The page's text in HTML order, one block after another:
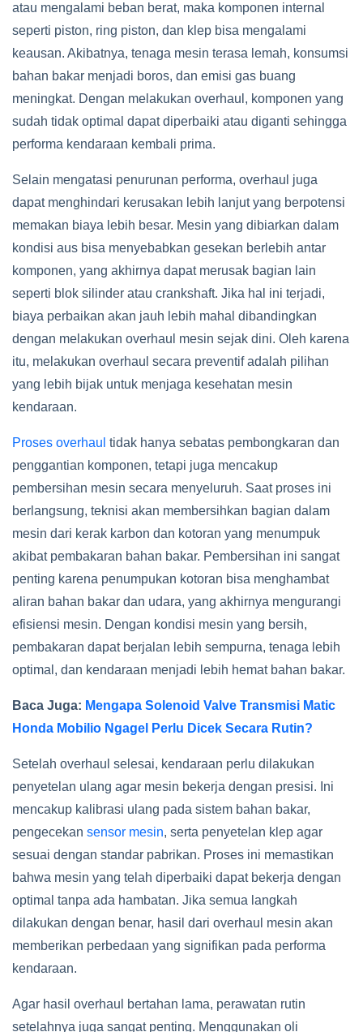
atau mengalami beban berat, maka komponen internal
seperti piston, ring piston, dan klep bisa mengalami
keausan. Akibatnya, tenaga mesin terasa lemah, konsumsi
bahan bakar menjadi boros, dan emisi gas buang
meningkat. Dengan melakukan overhaul, komponen yang
sudah tidak optimal dapat diperbaiki atau diganti sehingga
performa kendaraan kembali prima.
Selain mengatasi penurunan performa, overhaul juga
dapat menghindari kerusakan lebih lanjut yang berpotensi
memakan biaya lebih besar. Mesin yang dibiarkan dalam
kondisi aus bisa menyebabkan gesekan berlebih antar
komponen, yang akhirnya dapat merusak bagian lain
seperti blok silinder atau crankshaft. Jika hal ini terjadi,
biaya perbaikan akan jauh lebih mahal dibandingkan
dengan melakukan overhaul mesin sejak dini. Oleh karena
itu, melakukan overhaul secara preventif adalah pilihan
yang lebih bijak untuk menjaga kesehatan mesin
kendaraan.
Proses overhaul tidak hanya sebatas pembongkaran dan
penggantian komponen, tetapi juga mencakup
pembersihan mesin secara menyeluruh. Saat proses ini
berlangsung, teknisi akan membersihkan bagian dalam
mesin dari kerak karbon dan kotoran yang menumpuk
akibat pembakaran bahan bakar. Pembersihan ini sangat
penting karena penumpukan kotoran bisa menghambat
aliran bahan bakar dan udara, yang akhirnya mengurangi
efisiensi mesin. Dengan kondisi mesin yang bersih,
pembakaran dapat berjalan lebih sempurna, tenaga lebih
optimal, dan kendaraan menjadi lebih hemat bahan bakar.
Baca Juga: Mengapa Solenoid Valve Transmisi Matic
Honda Mobilio Ngagel Perlu Dicek Secara Rutin?
Setelah overhaul selesai, kendaraan perlu dilakukan
penyetelan ulang agar mesin bekerja dengan presisi. Ini
mencakup kalibrasi ulang pada sistem bahan bakar,
pengecekan sensor mesin, serta penyetelan klep agar
sesuai dengan standar pabrikan. Proses ini memastikan
bahwa mesin yang telah diperbaiki dapat bekerja dengan
optimal tanpa ada hambatan. Jika semua langkah
dilakukan dengan benar, hasil dari overhaul mesin akan
memberikan perbedaan yang signifikan pada performa
kendaraan.
Agar hasil overhaul bertahan lama, perawatan rutin
setelahnya juga sangat penting. Menggunakan oli